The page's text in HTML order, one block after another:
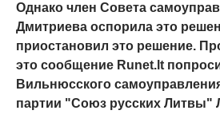
Однако член Совета
Дмитриева оспорила это
приостановил это решение.
это сообщение Runet.lt
Вильнюсского
партии "Союз русских Литвы"